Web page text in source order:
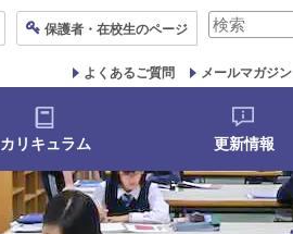
保護者 ・在校生のページ
検
対
象:
よくあるご質問 メールマガジン
カリキュラム 更新情報